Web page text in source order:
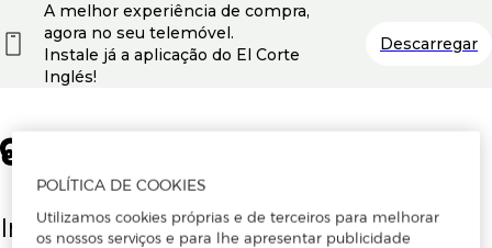
Insira o seu email para se registar ou
A melhor experiência de compra,
agora no seu telemóvel.
Instale já a aplicação do El Corte
Inglés!
Descarregar
POLÍTICA DE COOKIES
Utilizamos cookies próprias e de terceiros para melhorar
os nossos serviços e para lhe apresentar publicidade